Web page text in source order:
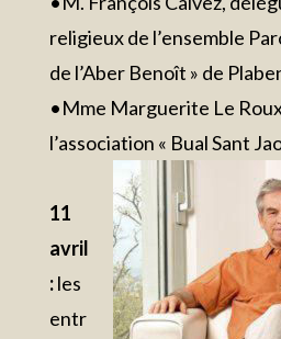
religieux de l’ensemble
de l’Aber Benoît » de
•Mme Marguerite Le
l’association « Bual Sant
11
avril
:les
entr